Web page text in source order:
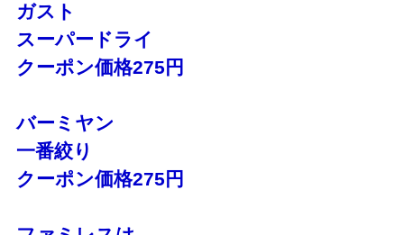
ガスト
スーパードライ
クーポン価格275円
バーミヤン
一番絞り
クーポン価格275円